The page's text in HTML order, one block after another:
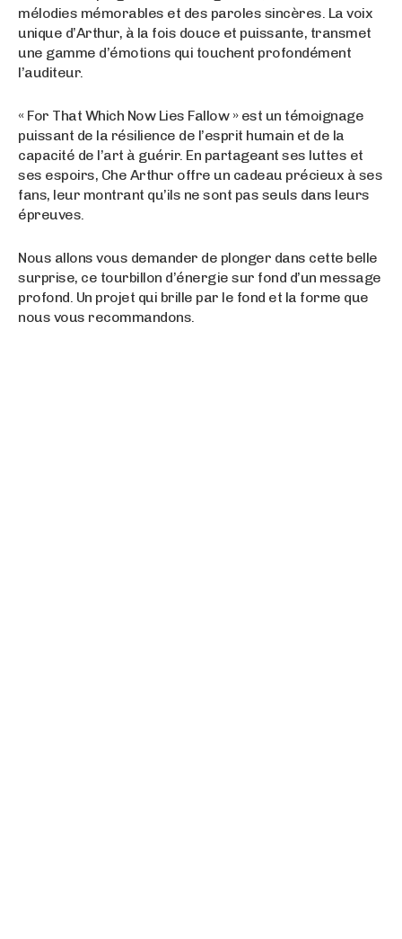
mélodies mémorables et des paroles sincères. La voix
unique d’Arthur, à la fois douce et puissante, transmet
une gamme d’émotions qui touchent profondément
l’auditeur.
« For That Which Now Lies Fallow » est un témoignage
puissant de la résilience de l’esprit humain et de la
capacité de l’art à guérir. En partageant ses luttes et
ses espoirs, Che Arthur offre un cadeau précieux à ses
fans, leur montrant qu’ils ne sont pas seuls dans leurs
épreuves.
Nous allons vous demander de plonger dans cette belle
surprise, ce tourbillon d’énergie sur fond d’un message
profond. Un projet qui brille par le fond et la forme que
nous vous recommandons.